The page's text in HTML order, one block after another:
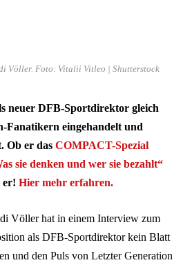
Völler. Foto: Vitalii Vitleo | Shutterstock
neuer DFB-Sportdirektor gleich
Fanatikern eingehandelt und
Ob er das COMPACT-Spezial
sie denken und wer sie bezahlt“
er! Hier mehr erfahren.
Völler hat in einem Interview zum
als DFB-Sportdirektor kein Blatt
und den Puls von Letzter Generation